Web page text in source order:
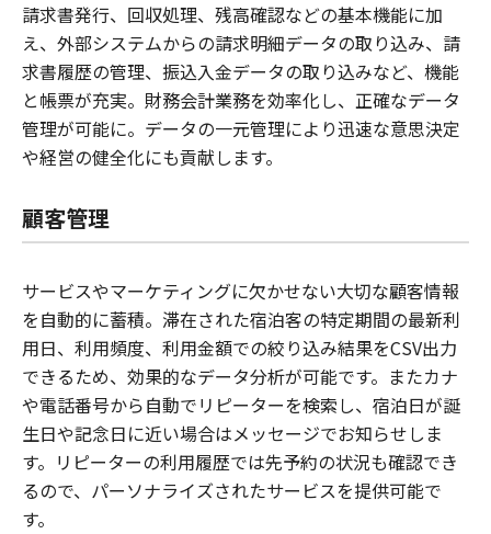
請求書発行、回収処理、残高確認などの基本機能に加
え、外部システムからの請求明細データの取り込み、請
求書履歴の管理、振込入金データの取り込みなど、機能
と帳票が充実。財務会計業務を効率化し、正確なデータ
管理が可能に。データの一元管理により迅速な意思決定
や経営の健全化にも貢献します。
顧客管理
サービスやマーケティングに欠かせない大切な顧客情報
を自動的に蓄積。滞在された宿泊客の特定期間の最新利
用日、利用頻度、利用金額での絞り込み結果をCSV出力
できるため、効果的なデータ分析が可能です。またカナ
や電話番号から自動でリピーターを検索し、宿泊日が誕
生日や記念日に近い場合はメッセージでお知らせしま
す。リピーターの利用履歴では先予約の状況も確認でき
るので、パーソナライズされたサービスを提供可能で
す。